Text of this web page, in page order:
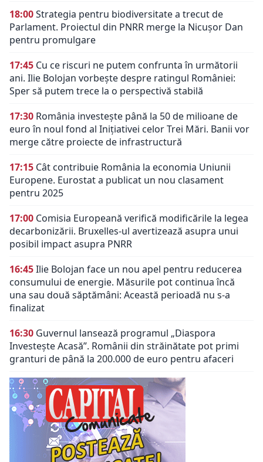
18:00Strategia pentru biodiversitate a trecut de
Parlament. Proiectul din PNRR merge la Nicușor Dan
pentru promulgare
17:45 Cu ce riscuri ne putem confrunta în următorii
ani. Ilie Bolojan vorbește despre ratingul României:
Sper să putem trece la o perspectivă stabilă
17:30 România investește până la 50 de milioane de
euro în noul fond al Inițiativei celor Trei Mări. Banii vor
merge către proiecte de infrastructură
17:15 Cât contribuie România la economia Uniunii
Europene. Eurostat a publicat un nou clasament
pentru 2025
17:00 Comisia Europeană verifică modificările la legea
decarbonizării. Bruxelles-ul avertizează asupra unui
posibil impact asupra PNRR
16:45Ilie Bolojan face un nou apel pentru reducerea
consumului de energie. Măsurile pot continua încă
una sau două săptămâni: Această perioadă nu s-a
finalizat
16:30 Guvernul lansează programul „Diaspora
Investește Acasă”. Românii din străinătate pot primi
granturi de până la 200.000 de euro pentru afaceri